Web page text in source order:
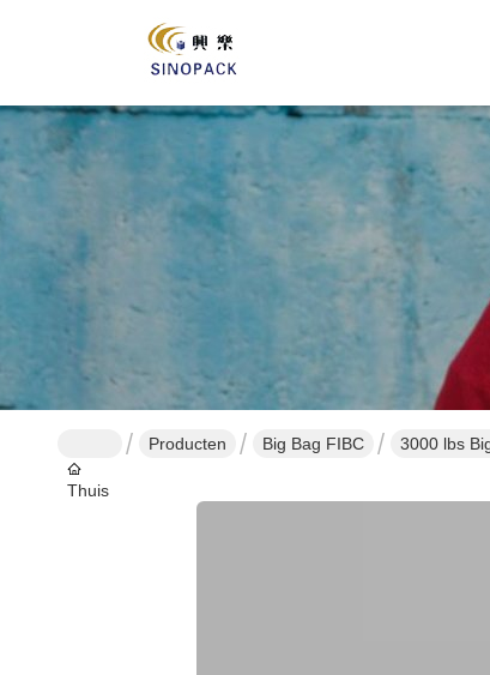
Thuis
Producten Big Bag FIBC 3000 lbs